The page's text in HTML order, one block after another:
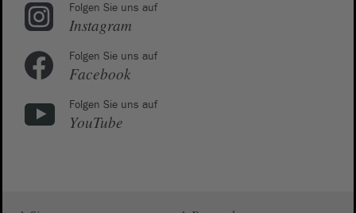
Folgen Sie uns auf
Instagram
Folgen Sie uns auf
Facebook
Folgen Sie uns auf
YouTube